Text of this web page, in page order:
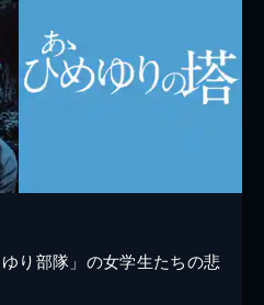
り部隊」の女学生たちの悲